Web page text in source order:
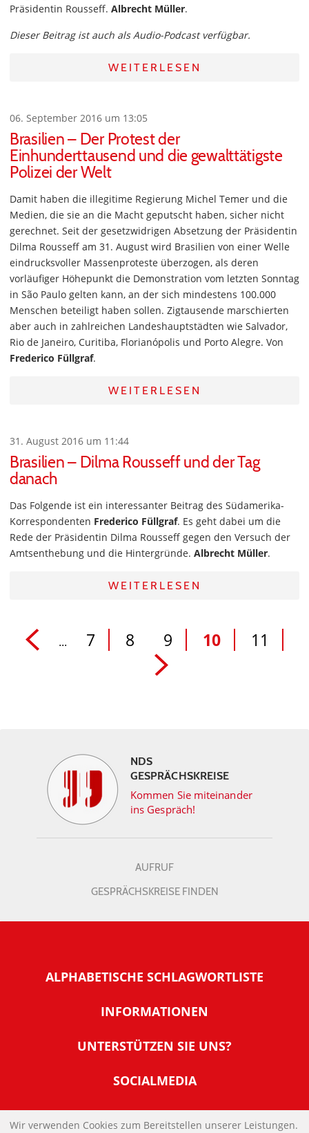
Präsidentin Rousseff. Albrecht Müller.
Dieser Beitrag ist auch als Audio-Podcast verfügbar.
WEITERLESEN
06. September 2016 um 13:05
Brasilien – Der Protest der
Einhunderttausend und die gewalttätigste
Polizei der Welt
Damit haben die illegitime Regierung Michel Temer und die
Medien, die sie an die Macht geputscht haben, sicher nicht
gerechnet. Seit der gesetzwidrigen Absetzung der Präsidentin
Dilma Rousseff am 31. August wird Brasilien von einer Welle
eindrucksvoller Massenproteste überzogen, als deren
vorläufiger Höhepunkt die Demonstration vom letzten Sonntag
in São Paulo gelten kann, an der sich mindestens 100.000
Menschen beteiligt haben sollen. Zigtausende marschierten
aber auch in zahlreichen Landeshauptstädten wie Salvador,
Rio de Janeiro, Curitiba, Florianópolis und Porto Alegre. Von
Frederico Füllgraf.
WEITERLESEN
31. August 2016 um 11:44
Brasilien – Dilma Rousseff und der Tag
danach
Das Folgende ist ein interessanter Beitrag des Südamerika-
Korrespondenten Frederico Füllgraf. Es geht dabei um die
Rede der Präsidentin Dilma Rousseff gegen den Versuch der
Amtsenthebung und die Hintergründe. Albrecht Müller.
WEITERLESEN
... 7 8 9 10 11
NDS
GESPRÄCHSKREISE
Kommen Sie miteinander
ins Gespräch!
AUFRUF
GESPRÄCHSKREISE FINDEN
ALPHABETISCHE SCHLAGWORTLISTE
INFORMATIONEN
Warum NachDenkSeiten
Tipps zur Nutzung der NachDenkSeiten
Banner und E-Mail-Signaturen
UNTERSTÜTZEN SIE UNS?
Werden Sie Fördermitglied
SOCIALMEDIA
IMPRESSUM
Wir verwenden Cookies zum Bereitstellen unserer Leistungen.